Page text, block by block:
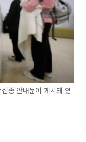
종 안내문이 게시돼 있